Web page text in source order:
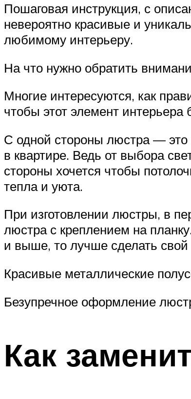
Пошаговая инструкция, с
невероятно красивые и
любимому интерьеру.
На что нужно обратить
Многие интересуются, как
чтобы этот элемент
С одной стороны люстра — это
в квартире. Ведь от выбора
стороны хочется чтобы
тепла и уюта.
При изготовлении люстры, в
люстра с креплением на
и выше, то лучше сделать свой
Красивые металлические
Безупречное оформление
Как